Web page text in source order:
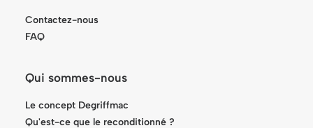
Contactez-nous
FAQ
Qui sommes-nous
Le concept Degriffmac
Qu'est-ce que le reconditionné ?